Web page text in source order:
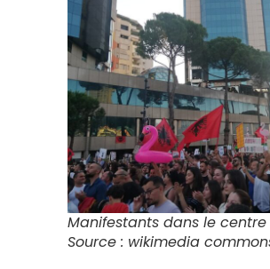
Manifestants dans le
Source : wikimedia